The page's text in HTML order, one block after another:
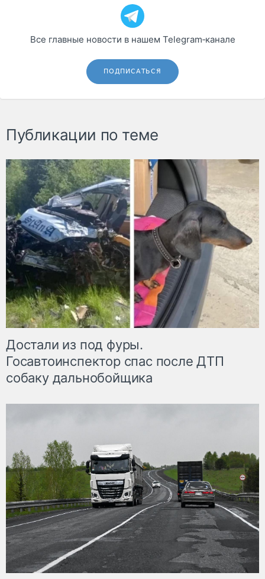
Все главные новости в нашем Telegram‑канале
ПОДПИСАТЬСЯ
Публикации по теме
Достали из под фуры.
Госавтоинспектор спас после ДТП
собаку дальнобойщика